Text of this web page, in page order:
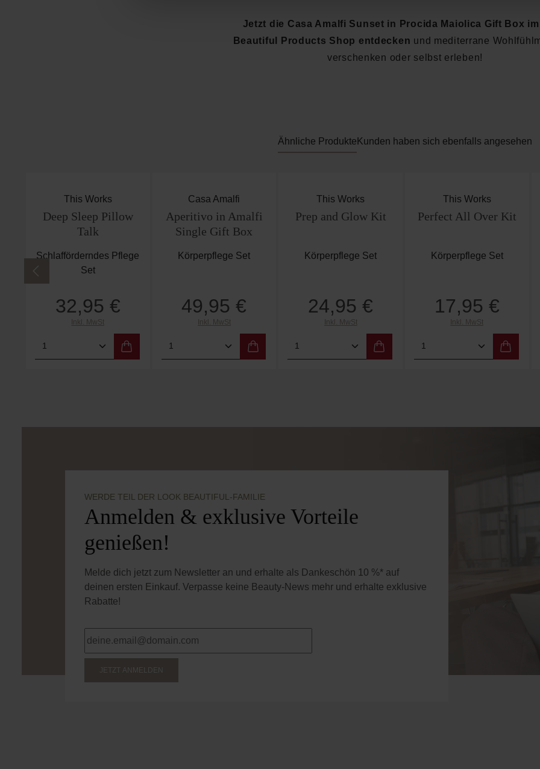
Jetzt die Casa Amalfi Sunset in Procida Maiolica Gift Box
Beautiful Products Shop entdecken und mediterrane
verschenken oder selbst erleben!
Ähnliche Produkte Kunden haben sich ebenfalls angesehen
This Works
Deep Sleep Pillow
Schlafförderndes Pflege
Produkt Anzahl: Gib den gewünschten Wert ein oder benutze die
Casa Amalfi
Aperitivo in Amalfi
Single Gift Box
Körperpflege Set
Produkt Anzahl: Gib den gewünschten Wert ein oder
This Works
Prep and Glow Kit
Körperpflege Set
Produkt Anzahl: Gib den
This Works
Perfect All Over Kit
Körperpflege Set
Inkl. MwSt
Produkt Anzahl:
WERDE TEIL DER LOOK BEAUTIFUL-FAMILIE
genießen!